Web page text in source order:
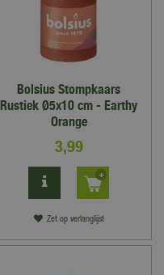
Bolsius Stompkaars
Rustiek Ø5x10 cm - Earthy
Orange
3,99
Zet op verlanglijst